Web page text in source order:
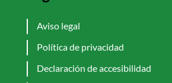
Aviso legal
Política de privacidad
Declaración de accesibilidad